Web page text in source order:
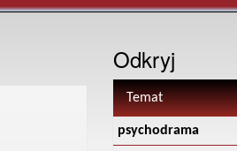
Odkryj
Temat
psychodrama